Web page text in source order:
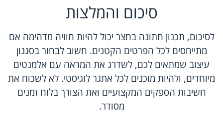
סיכום והמלצות
לסיכום, תכנון חתונה בחצר יכול להיות חוויה מדהימה אם
מתייחסים לכל הפרטים הקטנים. חשוב לבחור בסגנון
עיצוב שמתאים לכם, לשדרג את המראה עם אלמנטים
מיוחדים, ולהיות מוכנים לכל אתגר לוגיסטי. לא לשכוח את
חשיבות הספקים המקצועיים ואת הצורך בלוח זמנים
מסודר.